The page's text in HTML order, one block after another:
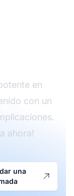
en
con un
ahora!
una